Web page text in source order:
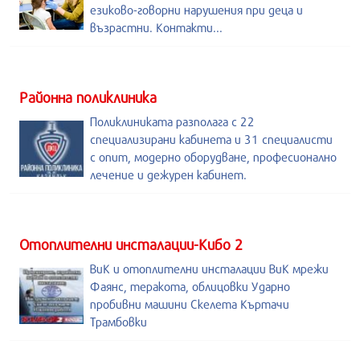
езиково-говорни нарушения при деца и
възрастни. Контакти...
Районна поликлиника
Поликлиниката разполага с 22
специализирани кабинета и 31 специалисти
с опит, модерно оборудване, професионално
лечение и дежурен кабинет.
Отоплителни инсталации-Кибо 2
ВиК и отоплителни инсталации ВиК мрежи
Фаянс, теракота, облицовки Ударно
пробивни машини Скелета Къртачи
Трамбовки